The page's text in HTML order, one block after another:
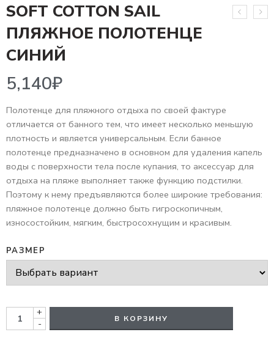
SOFT COTTON SAIL
ПЛЯЖНОЕ ПОЛОТЕНЦЕ
СИНИЙ
5,140₽
Полотенце для пляжного отдыха по своей фактуре
отличается от банного тем, что имеет несколько меньшую
плотность и является универсальным. Если банное
полотенце предназначено в основном для удаления капель
воды с поверхности тела после купания, то аксессуар для
отдыха на пляже выполняет также функцию подстилки.
Поэтому к нему предъявляются более широкие требования:
пляжное полотенце должно быть гигроскопичным,
износостойким, мягким, быстросохнущим и красивым.
РАЗМЕР
+
-
В КОРЗИНУ